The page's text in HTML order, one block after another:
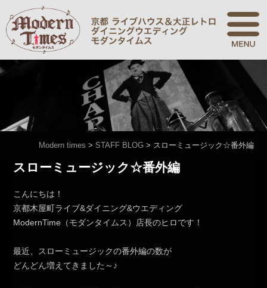
Modern times > STAFF BLOG > スローミュージック☆番外編
スローミュージック☆番外編
こんにちは！
京都木屋町ライブ&ダイニング&ウエディング
ModernTime（モダンタイムス）店長のヒロです！
最近、スローミュージックの番外編の数が
どんどん増えてきました～♪